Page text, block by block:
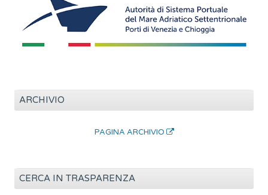
ARCHIVIO
PAGINA ARCHIVIO
CERCA IN TRASPARENZA